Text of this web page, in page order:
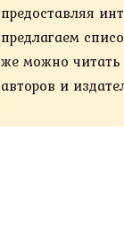
предоставляя
предлагаем
же можно читать
авторов и